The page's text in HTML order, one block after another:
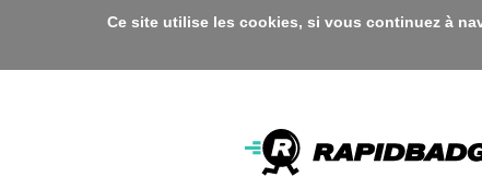
Ce site utilise les cookies, si vous continuez à